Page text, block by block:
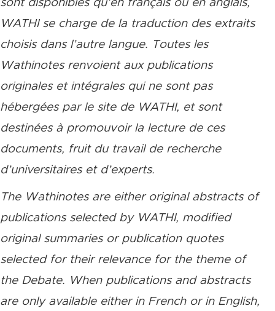
sont disponibles qu’en français ou en anglais,
WATHI se charge de la traduction des extraits
choisis dans l’autre langue. Toutes les
Wathinotes renvoient aux publications
originales et intégrales qui ne sont pas
hébergées par le site de WATHI, et sont
destinées à promouvoir la lecture de ces
documents, fruit du travail de recherche
d’universitaires et d’experts.
The Wathinotes are either original abstracts of
publications selected by WATHI, modified
original summaries or publication quotes
selected for their relevance for the theme of
the Debate. When publications and abstracts
are only available either in French or in English,